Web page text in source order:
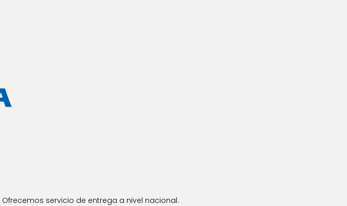
Ofrecemos servicio de entrega a nivel nacional.